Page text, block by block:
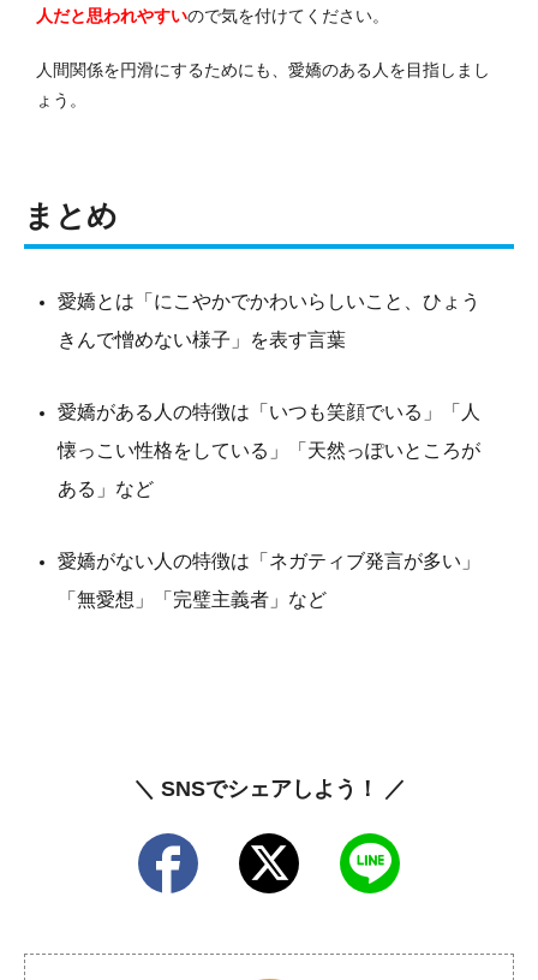
人だと思われやすいので気を付けてください。
人間関係を円滑にするためにも、愛嬌のある人を目指しまし
ょう。
まとめ
愛嬌とは「にこやかでかわいらしいこと、ひょう
きんで憎めない様子」を表す言葉
愛嬌がある人の特徴は「いつも笑顔でいる」「人
懐っこい性格をしている」「天然っぽいところが
ある」など
愛嬌がない人の特徴は「ネガティブ発言が多い」
「無愛想」「完璧主義者」など
＼ SNSでシェアしよう！ ／